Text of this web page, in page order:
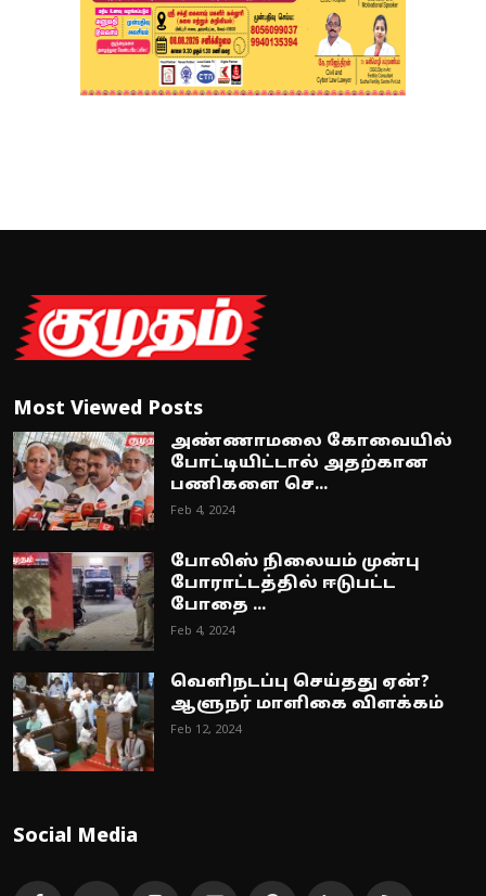
Most Viewed Posts
அண்ணாமலை கோவையில்
போட்டியிட்டால் அதற்கான
பணிகளை செ...
Feb 4, 2024
போலிஸ் நிலையம் முன்பு
போராட்டத்தில் ஈடுபட்ட
போதை ...
Feb 4, 2024
வெளிநடப்பு செய்தது ஏன்?
ஆளுநர் மாளிகை விளக்கம்
Feb 12, 2024
Social Media